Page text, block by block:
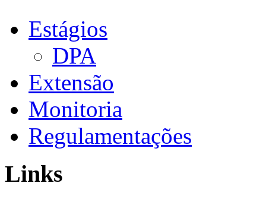
Estágios
DPA
Extensão
Monitoria
Regulamentações
Links